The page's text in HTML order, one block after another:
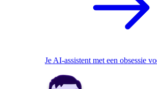
Je AI-assistent met een obsessie